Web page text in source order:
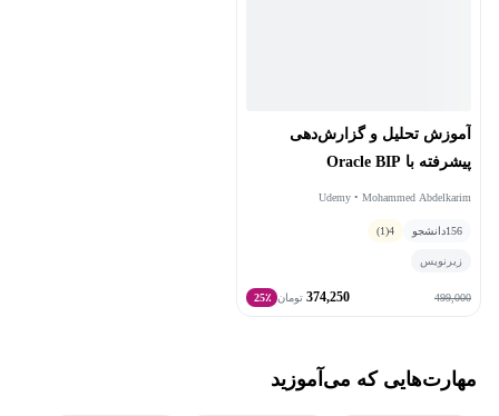
آموزش تحلیل و گزارش‌دهی
پیشرفته با Oracle BIP
Udemy • Mohammed Abdelkarim
156دانشجو 4
(1)
زیرنویس
499,000
374,250 تومان 25٪
مهارت‌هایی که می‌آموزید